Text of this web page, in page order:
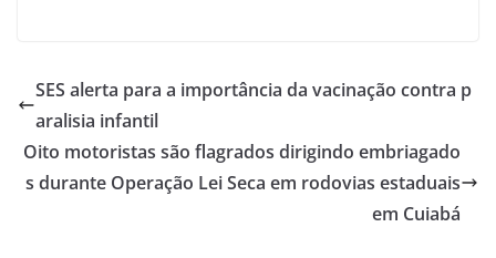
SES alerta para a importância da vacinação contra p
aralisia infantil
Oito motoristas são flagrados dirigindo embriagado
s durante Operação Lei Seca em rodovias estaduais
em Cuiabá